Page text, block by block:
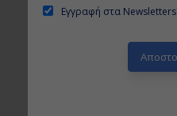
Εγγραφή στα Newsletters